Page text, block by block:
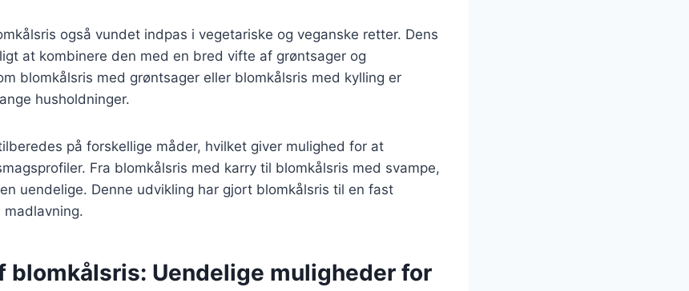
også vundet indpas i vegetariske og veganske retter. Dens
at kombinere den med en bred vifte af grøntsager og
blomkålsris med grøntsager eller blomkålsris med kylling er
husholdninger.
på forskellige måder, hvilket giver mulighed for at
Fra blomkålsris med karry til blomkålsris med svampe,
uendelige. Denne udvikling har gjort blomkålsris til en fast
blomkålsris: Uendelige muligheder for